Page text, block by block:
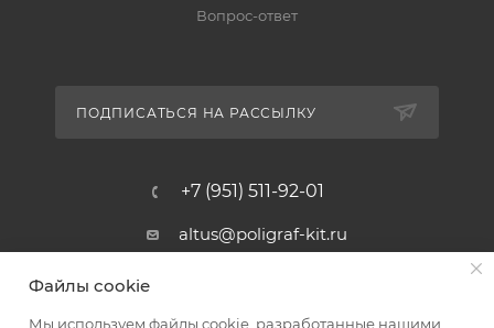
Вопрос-ответ
ПОДПИСАТЬСЯ НА РАССЫЛКУ
+7 (951) 511-92-01
altus@poligraf-kit.ru
Магазин-склад ТЦ "Альтус"
пос. Янтарный, Малое Зеленое
Файлы cookie
Мы используем файлы cookie, разработанные нашими